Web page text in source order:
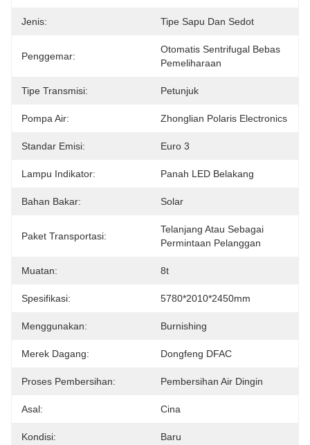
Jenis: Tipe Sapu Dan Sedot
Penggemar:
Otomatis Sentrifugal Bebas
Pemeliharaan
Tipe Transmisi: Petunjuk
Pompa Air: Zhonglian Polaris Electronics
Standar Emisi: Euro 3
Lampu Indikator: Panah LED Belakang
Bahan Bakar: Solar
Paket Transportasi:
Telanjang Atau Sebagai
Permintaan Pelanggan
Muatan: 8t
Spesifikasi: 5780*2010*2450mm
Menggunakan: Burnishing
Merek Dagang: Dongfeng DFAC
Proses Pembersihan: Pembersihan Air Dingin
Asal: Cina
Kondisi: Baru